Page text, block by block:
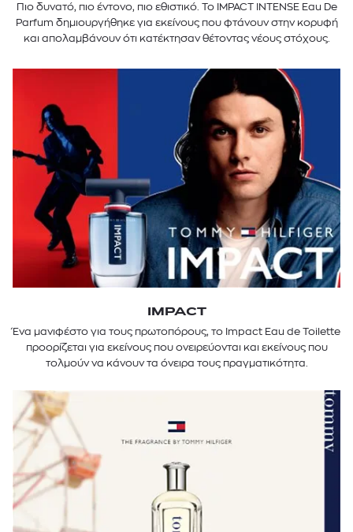
Πιο δυνατό, πιο έντονο, πιο εθιστικό. Το IMPACT INTENSE Eau De
Parfum δημιουργήθηκε για εκείνους που φτάνουν στην κορυφή
και απολαμβάνουν ότι κατέκτησαν θέτοντας νέους στόχους.
IMPACT
Ένα μανιφέστο για τους πρωτοπόρους, το Impact Eau de Toilette
προορίζεται για εκείνους που ονειρεύονται και εκείνους που
τολμούν να κάνουν τα όνειρα τους πραγματικότητα.